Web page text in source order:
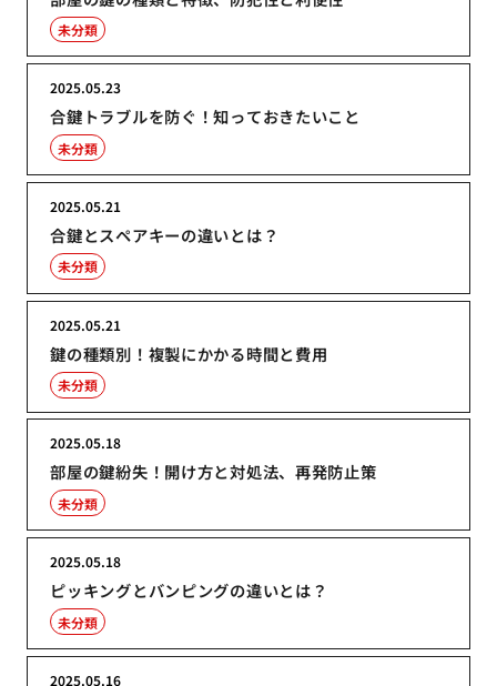
未分類
合鍵トラブルを防ぐ！知っておきたいこと
2025.05.23
未分類
合鍵とスペアキーの違いとは？
2025.05.21
未分類
鍵の種類別！複製にかかる時間と費用
2025.05.21
未分類
部屋の鍵紛失！開け方と対処法、再発防止策
2025.05.18
未分類
ピッキングとバンピングの違いとは？
2025.05.18
未分類
2025.05.16